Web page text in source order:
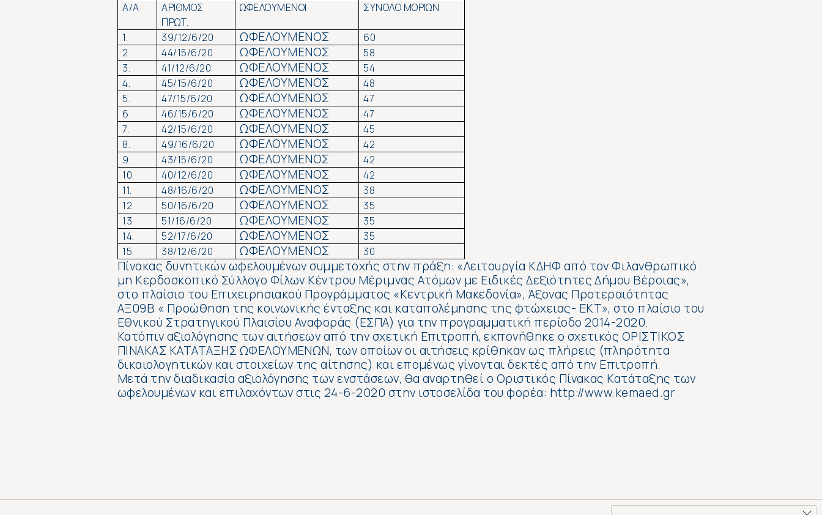
Α/Α
ΑΡΙΘΜΟΣ
ΠΡΩΤ.
ΩΦΕΛΟΥΜΕΝΟΙ ΣΥΝΟΛΟ ΜΟΡΙΩΝ
1. 39/12/6/20 ΩΦΕΛΟΥΜΕΝΟΣ
60
2.
44/15/6/20 ΩΦΕΛΟΥΜΕΝΟΣ
58
3.
41/12/6/20 ΩΦΕΛΟΥΜΕΝΟΣ
54
4.
45/15/6/20 ΩΦΕΛΟΥΜΕΝΟΣ
48
5.
47/15/6/20 ΩΦΕΛΟΥΜΕΝΟΣ
47
6.
46/15/6/20 ΩΦΕΛΟΥΜΕΝΟΣ
47
7.
42/15/6/20 ΩΦΕΛΟΥΜΕΝΟΣ
45
8.
49/16/6/20 ΩΦΕΛΟΥΜΕΝΟΣ
42
9.
43/15/6/20 ΩΦΕΛΟΥΜΕΝΟΣ
42
10.
40/12/6/20 ΩΦΕΛΟΥΜΕΝΟΣ
42
11.
48/16/6/20 ΩΦΕΛΟΥΜΕΝΟΣ
38
12.
50/16/6/20 ΩΦΕΛΟΥΜΕΝΟΣ
35
13.
51/16/6/20 ΩΦΕΛΟΥΜΕΝΟΣ
35
14.
52/17/6/20 ΩΦΕΛΟΥΜΕΝΟΣ
35
15.
38/12/6/20 ΩΦΕΛΟΥΜΕΝΟΣ 30
Πίνακας δυνητικών ωφελουμένων συμμετοχής στην πράξη: «Λειτουργία ΚΔΗΦ από τον Φιλανθρωπικό
μη Κερδοσκοπικό Σύλλογο Φίλων Κέντρου Μέριμνας Ατόμων με Ειδικές Δεξιότητες Δήμου Βέροιας»,
στο πλαίσιο του Επιχειρησιακού Προγράμματος «Κεντρική Μακεδονία», Άξονας Προτεραιότητας
ΑΞ09Β « Προώθηση της κοινωνικής ένταξης και καταπολέμησης της φτώχειας- ΕΚΤ», στο πλαίσιο του
Εθνικού Στρατηγικού Πλαισίου Αναφοράς (ΕΣΠΑ) για την προγραμματική περίοδο 2014-2020.
Κατόπιν αξιολόγησης των αιτήσεων από την σχετική Επιτροπή, εκπονήθηκε ο σχετικός ΟΡΙΣΤΙΚΟΣ
ΠΙΝΑΚΑΣ ΚΑΤΑΤΑΞΗΣ ΩΦΕΛΟΥΜΕΝΩΝ, των οποίων οι αιτήσεις κρίθηκαν ως πλήρεις (πληρότητα
δικαιολογητικών και στοιχείων της αίτησης) και επομένως γίνονται δεκτές από την Επιτροπή.
Μετά την διαδικασία αξιολόγησης των ενστάσεων, θα αναρτηθεί ο Οριστικός Πίνακας Κατάταξης των
ωφελουμένων και επιλαχόντων στις 24-6-2020 στην ιστοσελίδα του φορέα: http://www.kemaed.gr